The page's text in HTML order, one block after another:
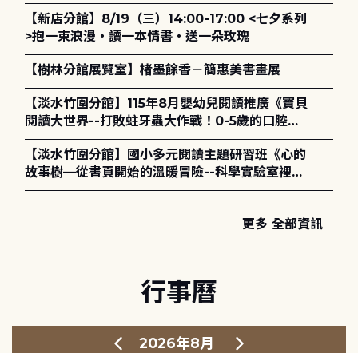
【新店分館】8/19（三）14:00-17:00 <七夕系列
>抱一束浪漫・讀一本情書・送一朵玫瑰
【樹林分館展覽室】楮墨餘香－簡惠美書畫展
【淡水竹圍分館】115年8月嬰幼兒閱讀推廣《寶貝
閱讀大世界--打敗蛀牙蟲大作戰！0-5歲的口腔照
護全攻略》
【淡水竹圍分館】國小多元閱讀主題研習班《心的
故事樹—從書頁開始的溫暖冒險--科學實驗室裡的
放電章魚》
更多 全部資訊
行事曆
2026年8月